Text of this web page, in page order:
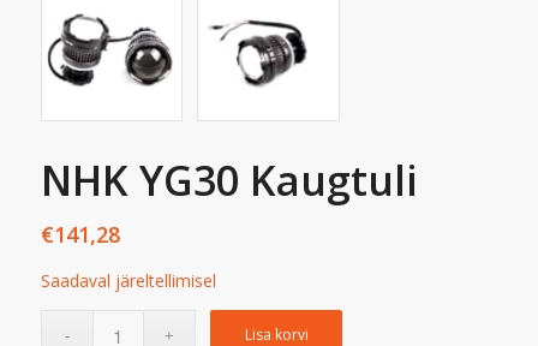
NHK YG30 Kaugtuli
€141,28
Saadaval järeltellimisel
Lisa korvi